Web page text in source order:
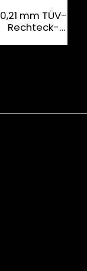
0,21 mm TÜV-
Rechteck-